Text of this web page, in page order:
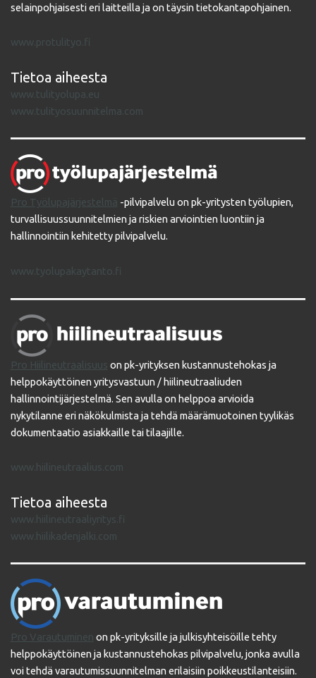
selainpohjaisesti eri laitteilla ja on täysin tietokantapohjainen.
www.protulityo.fi
Tietoa aiheesta
www.tulityolupa.eu
www.tulityosuunnitelma.com
Pro Työlupajärjestelmä -pilvipalvelu on pk-yritysten työlupien,
turvallisuussuunnitelmien ja riskien arviointien luontiin ja
hallinnointiin kehitetty pilvipalvelu.
www.tyolupakaytanto.fi
Pro Hiilineutraalisuus on pk-yrityksen kustannustehokas ja
helppokäyttöinen yritysvastuun / hiilineutraaliuden
hallinnointijärjestelmä. Sen avulla on helppoa arvioida
nykytilanne eri näkökulmista ja tehdä määrämuotoinen tyylikäs
dokumentaatio asiakkaille tai tilaajille.
www.hiilineutraalius.com
Tietoa aiheesta
www.hiilineutraaliyritys.fi
www.hiilikadenjalki.com
Pro Varautuminen on pk-yrityksille ja julkisyhteisöille tehty
helppokäyttöinen ja kustannustehokas pilvipalvelu, jonka avulla
voi tehdä varautumissuunnitelman erilaisiin poikkeustilanteisiin.